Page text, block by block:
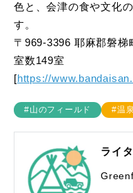
色と、会津の食や文化
す。
〒969-3396 耶麻郡磐梯
室数149室
[https://
#山のフィールド #温泉
ライ